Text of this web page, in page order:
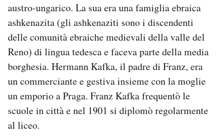
Regala il Post
Hai bisogno di aiuto?
austro-ungarico. La sua era una famiglia ebraica
ashkenazita (gli ashkenaziti sono i discendenti
delle comunità ebraiche medievali della valle del
Reno) di lingua tedesca e faceva parte della media
borghesia. Hermann Kafka, il padre di Franz, era
un commerciante e gestiva insieme con la moglie
un emporio a Praga. Franz Kafka frequentò le
scuole in città e nel 1901 si diplomò regolarmente
al liceo.